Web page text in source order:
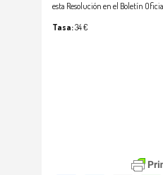
esta Resolución en el Boletín
Tasa:34 €